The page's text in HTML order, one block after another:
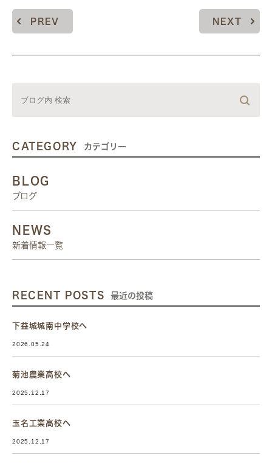
PREV NEXT
CATEGORY カテゴリー
BLOG
ブログ
NEWS
新着情報一覧
RECENT POSTS 最近の投稿
下益城城南中学校へ
2026.05.24
菊池農業高校へ
2025.12.17
玉名工業高校へ
2025.12.17